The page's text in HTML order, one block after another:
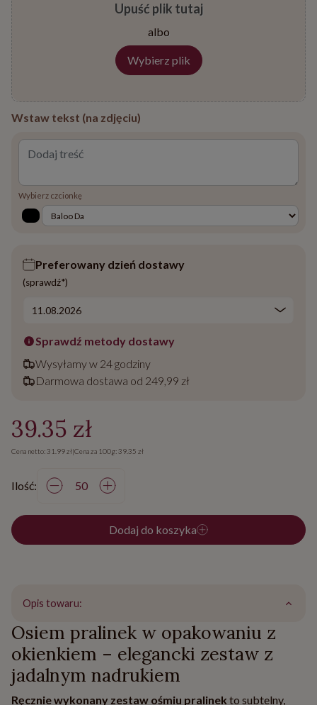
Upuść plik tutaj
albo
Wstaw tekst (na zdjęciu)
Wybierz czcionkę
Preferowany dzień dostawy
(sprawdź*)
Sprawdź metody dostawy
Wysyłamy w 24 godziny
Darmowa dostawa od 249,99 zł
39.35 zł
Cena netto: 31.99 zł|Cena za 100g: 39.35 zł
Ilość:
Dodaj do koszyka
Opis towaru:
Osiem pralinek w opakowaniu z
okienkiem – elegancki zestaw z
jadalnym nadrukiem
Ręcznie wykonany zestaw ośmiu pralinek to subtelny,